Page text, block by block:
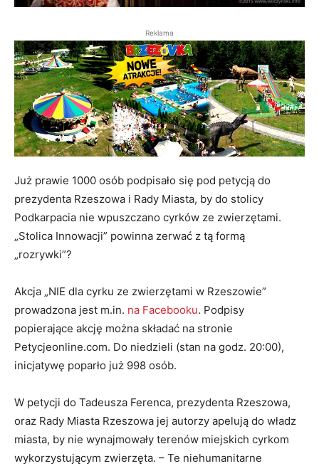
Reklama
Już prawie 1000 osób podpisało się pod petycją do
prezydenta Rzeszowa i Rady Miasta, by do stolicy
Podkarpacia nie wpuszczano cyrków ze zwierzętami.
„Stolica Innowacji” powinna zerwać z tą formą
„rozrywki”?
Akcja „NIE dla cyrku ze zwierzętami w Rzeszowie”
prowadzona jest m.in. na Facebooku. Podpisy
popierające akcję można składać na stronie
Petycjeonline.com. Do niedzieli (stan na godz. 20:00),
inicjatywę poparło już 998 osób.
W petycji do Tadeusza Ferenca, prezydenta Rzeszowa,
oraz Rady Miasta Rzeszowa jej autorzy apelują do władz
miasta, by nie wynajmowały terenów miejskich cyrkom
wykorzystującym zwierzęta. – Te niehumanitarne